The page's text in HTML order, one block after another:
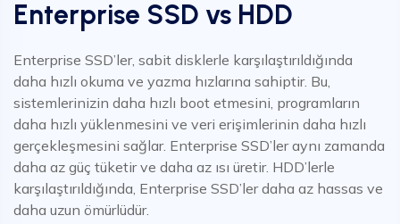
Enterprise SSD vs HDD
Enterprise SSD’ler, sabit disklerle karşılaştırıldığında
daha hızlı okuma ve yazma hızlarına sahiptir. Bu,
sistemlerinizin daha hızlı boot etmesini, programların
daha hızlı yüklenmesini ve veri erişimlerinin daha hızlı
gerçekleşmesini sağlar. Enterprise SSD’ler aynı zamanda
daha az güç tüketir ve daha az ısı üretir. HDD’lerle
karşılaştırıldığında, Enterprise SSD’ler daha az hassas ve
daha uzun ömürlüdür.